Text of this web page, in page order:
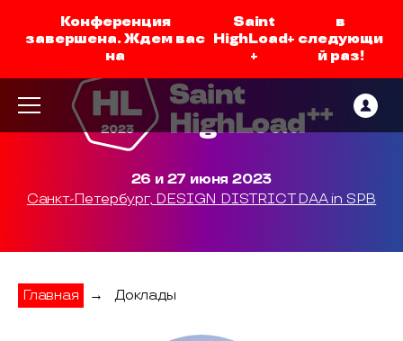
Конференция
завершена. Ждем вас
на
Saint
HighLoad+
+
в
следующи
й раз!
26 и 27 июня 2023
Санкт-Петербург, DESIGN DISTRICT DAA in SPB
Главная → Доклады